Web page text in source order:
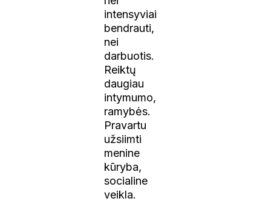
intensyviai
bendrauti,
nei
darbuotis.
Reiktų
daugiau
intymumo,
ramybės.
Pravartu
užsiimti
menine
kūryba,
socialine
veikla.